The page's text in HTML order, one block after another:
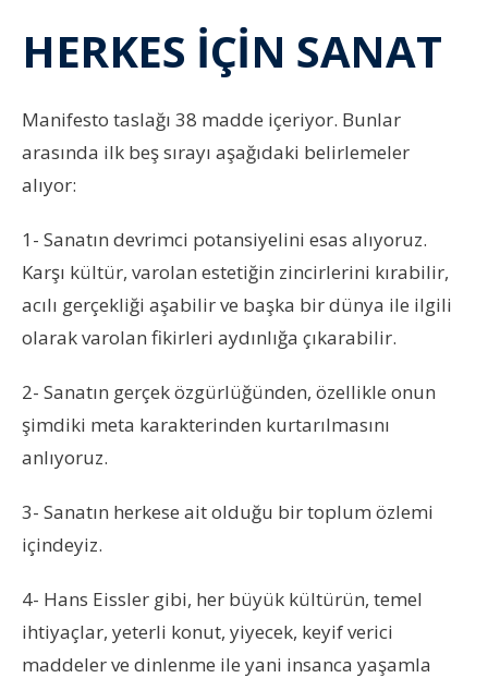
HERKES İÇİN SANAT
Manifesto taslağı 38 madde içeriyor. Bunlar
arasında ilk beş sırayı aşağıdaki belirlemeler
alıyor:
1- Sanatın devrimci potansiyelini esas alıyoruz.
Karşı kültür, varolan estetiğin zincirlerini kırabilir,
acılı gerçekliği aşabilir ve başka bir dünya ile ilgili
olarak varolan fikirleri aydınlığa çıkarabilir.
2- Sanatın gerçek özgürlüğünden, özellikle onun
şimdiki meta karakterinden kurtarılmasını
anlıyoruz.
3- Sanatın herkese ait olduğu bir toplum özlemi
içindeyiz.
4- Hans Eissler gibi, her büyük kültürün, temel
ihtiyaçlar, yeterli konut, yiyecek, keyif verici
maddeler ve dinlenme ile yani insanca yaşamla